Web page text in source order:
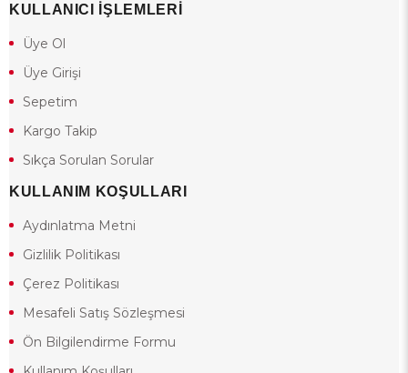
KULLANICI İŞLEMLERİ
Üye Ol
Üye Girişi
Sepetim
Kargo Takip
Sıkça Sorulan Sorular
KULLANIM KOŞULLARI
Aydınlatma Metni
Gizlilik Politikası
Çerez Politikası
Mesafeli Satış Sözleşmesi
Ön Bilgilendirme Formu